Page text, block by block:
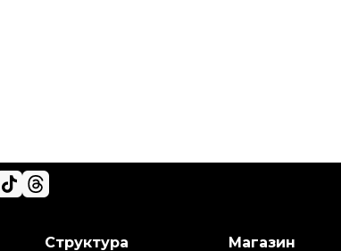
Структура Магазин